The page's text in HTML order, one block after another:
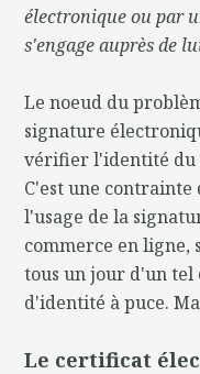
électronique ou par
s'engage auprès de
Le noeud du
signature
vérifier l'identité du
C'est une
l'usage de la
commerce en ligne,
tous un jour d'un
d'identité à puce.
Le certificat